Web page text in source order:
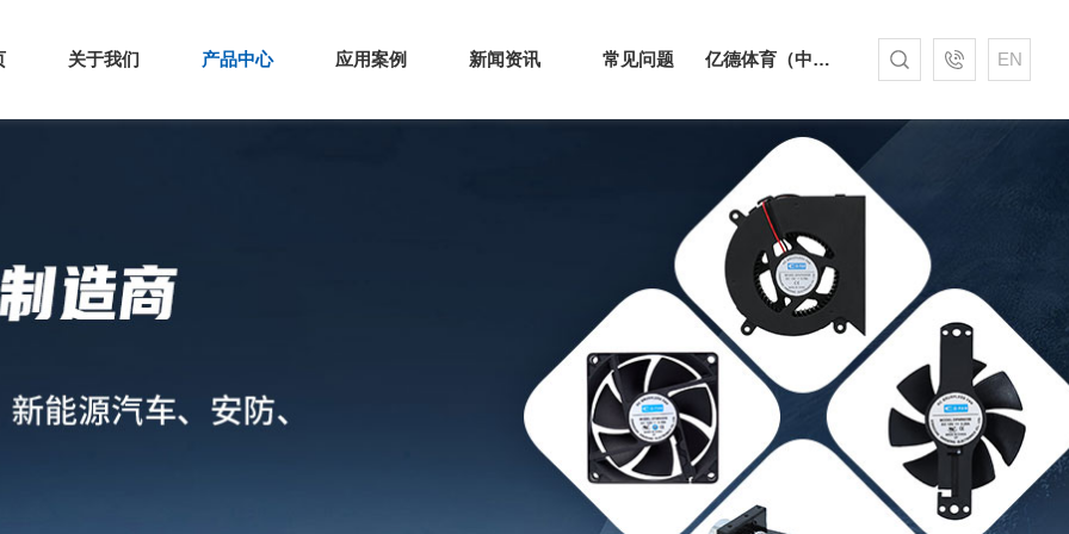
关于我们 产品中心 应用案例 新闻资讯 常见问题 亿德体育（中国） EN